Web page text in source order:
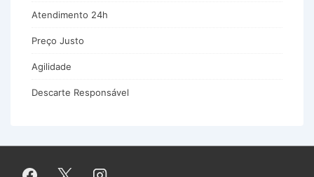
Atendimento 24h
Preço Justo
Agilidade
Descarte Responsável